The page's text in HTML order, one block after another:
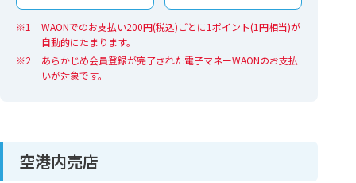
WAONでのお支払い200円(税込)ごとに1ポイント(1円相当)が
自動的にたまります。
あらかじめ会員登録が完了された電子マネーWAONのお支払
いが対象です。
空港内売店